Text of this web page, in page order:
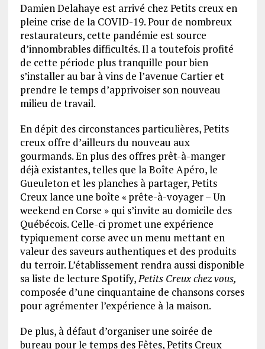
Damien Delahaye est arrivé chez Petits creux en
pleine crise de la COVID-19. Pour de nombreux
restaurateurs, cette pandémie est source
d’innombrables difficultés. Il a toutefois profité
de cette période plus tranquille pour bien
s’installer au bar à vins de l’avenue Cartier et
prendre le temps d’apprivoiser son nouveau
milieu de travail.
En dépit des circonstances particulières, Petits
creux offre d’ailleurs du nouveau aux
gourmands. En plus des offres prêt-à-manger
déjà existantes, telles que la Boîte Apéro, le
Gueuleton et les planches à partager, Petits
Creux lance une boîte « prête-à-voyager – Un
weekend en Corse » qui s’invite au domicile des
Québécois. Celle-ci promet une expérience
typiquement corse avec un menu mettant en
valeur des saveurs authentiques et des produits
du terroir. L’établissement rendra aussi disponible
sa liste de lecture Spotify,Petits Creux chez vous,
composée d’une cinquantaine de chansons corses
pour agrémenter l’expérience à la maison.
De plus, à défaut d’organiser une soirée de
bureau pour le temps des Fêtes, Petits Creux